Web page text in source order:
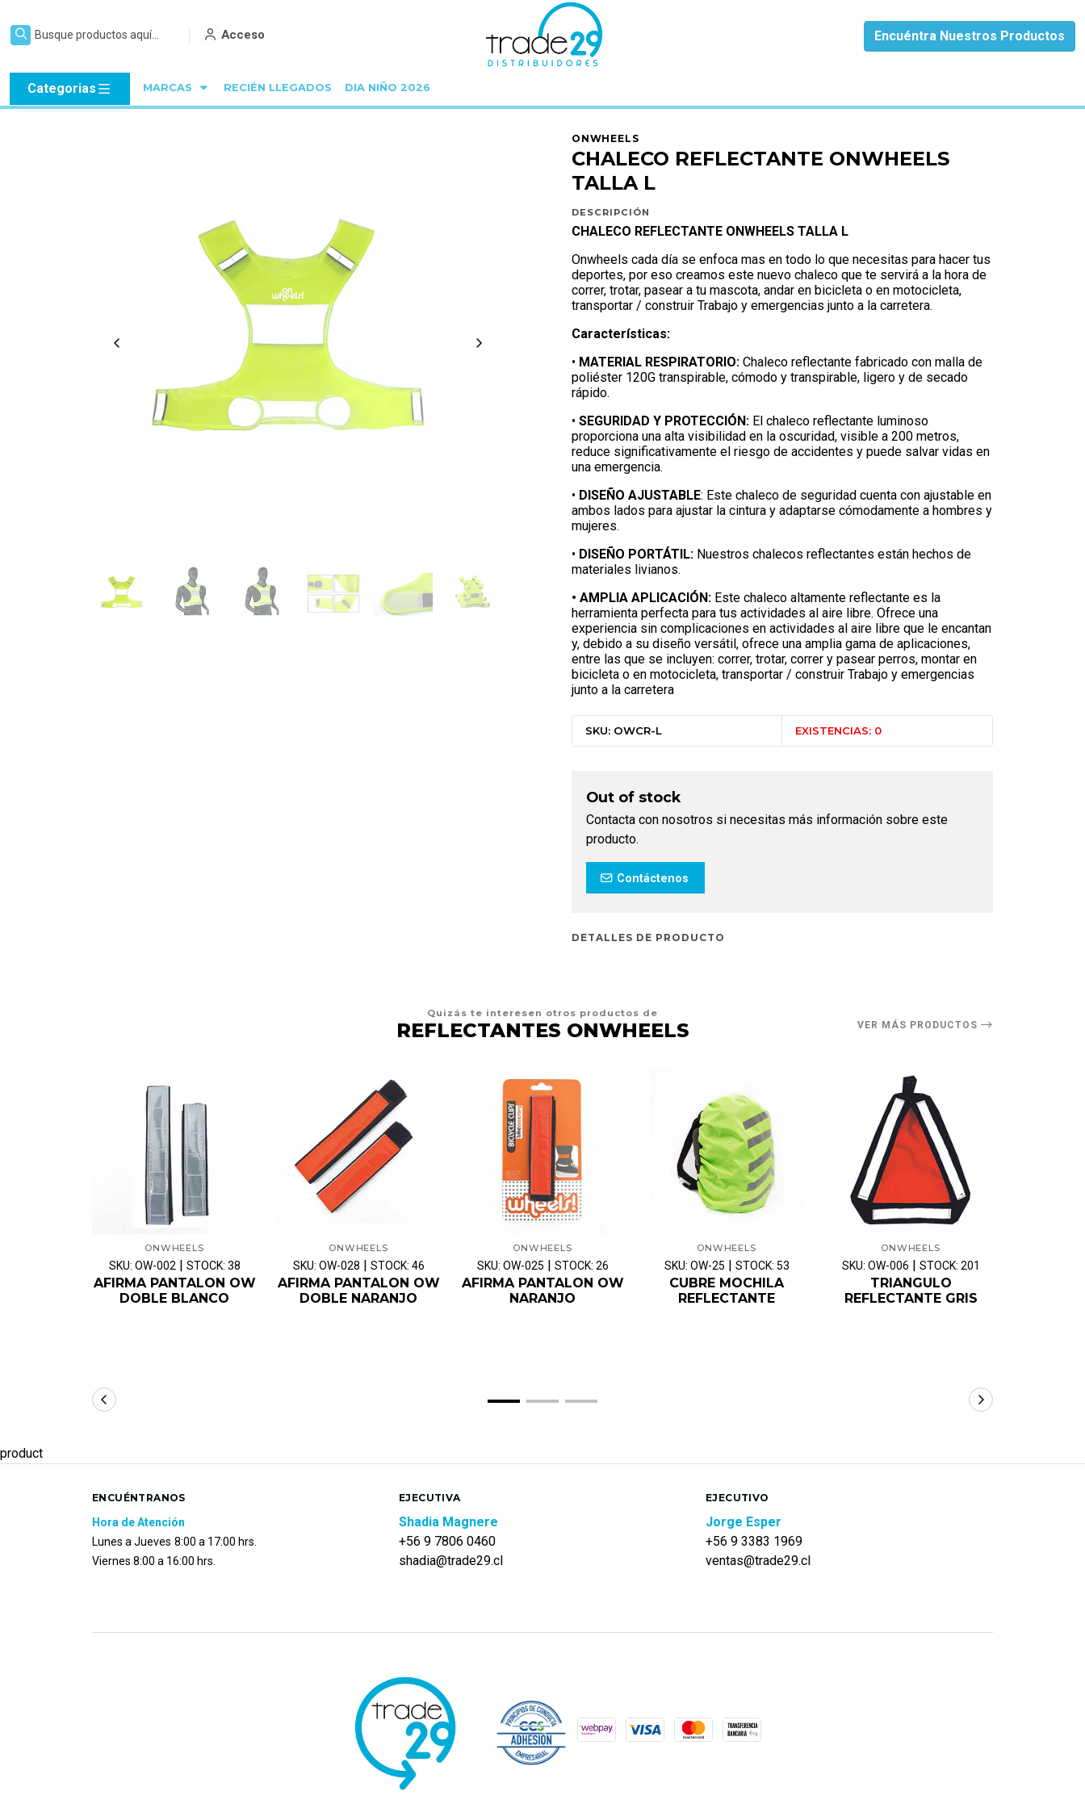
Acceso Encuéntra Nuestros Productos
Categorias MARCAS RECIÉN LLEGADOS DIA NIÑO 2026
Inicio ONWHEELS
ONWHEELS
CHALECO REFLECTANTE ONWHEELS
TALLA L
DESCRIPCIÓN
CHALECO REFLECTANTE ONWHEELS TALLA L
Onwheels cada día se enfoca mas en todo lo que necesitas para hacer tus
deportes, por eso creamos este nuevo chaleco que te servirá a la hora de
correr, trotar, pasear a tu mascota, andar en bicicleta o en motocicleta,
transportar / construir Trabajo y emergencias junto a la carretera.
Características:
• MATERIAL RESPIRATORIO: Chaleco reflectante fabricado con malla de
poliéster 120G transpirable, cómodo y transpirable, ligero y de secado
rápido.
• SEGURIDAD Y PROTECCIÓN: El chaleco reflectante luminoso
proporciona una alta visibilidad en la oscuridad, visible a 200 metros,
reduce significativamente el riesgo de accidentes y puede salvar vidas en
una emergencia.
• DISEÑO AJUSTABLE: Este chaleco de seguridad cuenta con ajustable en
ambos lados para ajustar la cintura y adaptarse cómodamente a hombres y
mujeres.
• DISEÑO PORTÁTIL: Nuestros chalecos reflectantes están hechos de
materiales livianos.
• AMPLIA APLICACIÓN: Este chaleco altamente reflectante es la
herramienta perfecta para tus actividades al aire libre. Ofrece una
experiencia sin complicaciones en actividades al aire libre que le encantan
y, debido a su diseño versátil, ofrece una amplia gama de aplicaciones,
entre las que se incluyen: correr, trotar, correr y pasear perros, montar en
bicicleta o en motocicleta, transportar / construir Trabajo y emergencias
junto a la carretera
SKU: OWCR-L EXISTENCIAS: 0
Out of stock
Contacta con nosotros si necesitas más información sobre este
producto.
Contáctenos
DETALLES DE PRODUCTO
Quizás te interesen otros productos de
REFLECTANTES ONWHEELS VER MÁS PRODUCTOS
ONWHEELS
SKU: OW-002| STOCK: 38
AFIRMA PANTALON OW
DOBLE BLANCO
ONWHEELS
SKU: OW-028 | STOCK: 46
AFIRMA PANTALON OW
DOBLE NARANJO
ONWHEELS
SKU: OW-025 | STOCK: 26
AFIRMA PANTALON OW
NARANJO
ONWHEELS
SKU: OW-25 | STOCK: 53
CUBRE MOCHILA
REFLECTANTE
ONWHEELS
SKU: OW-006 | STOCK: 201
TRIANGULO
REFLECTANTE GRIS
product
ENCUÉNTRANOS
Hora de Atención
Lunes a Jueves 8:00 a 17:00 hrs.
Viernes 8:00 a 16:00 hrs.
EJECUTIVA
Shadia Magnere
+56 9 7806 0460
shadia@trade29.cl
EJECUTIVO
Jorge Esper
+56 9 3383 1969
ventas@trade29.cl